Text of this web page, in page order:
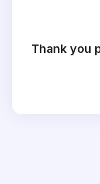
Thank you